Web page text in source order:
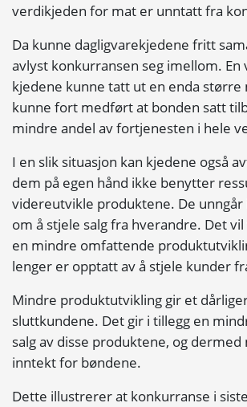
verdikjeden for mat er unntatt fra
Da kunne dagligvarekjedene fritt
avlyst konkurransen seg imellom.
kjedene kunne tatt ut en enda større
kunne fort medført at bonden satt
mindre andel av fortjenesten i hele
I en slik situasjon kan kjedene også
dem på egen hånd ikke benytter
videreutvikle produktene. De unngår
om å stjele salg fra hverandre. Det
en mindre omfattende
lenger er opptatt av å stjele kunder
Mindre produktutvikling gir et
sluttkundene. Det gir i tillegg en
salg av disse produktene, og
inntekt for bøndene.
Dette illustrerer at konkurranse i